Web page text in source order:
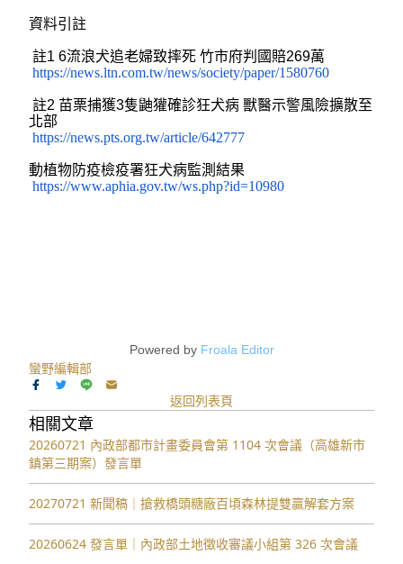
資料引註
註1 6流浪犬追老婦致摔死 竹市府判國賠269萬
https://news.ltn.com.tw/news/society/paper/1580760
註2 苗栗捕獲3隻鼬獾確診狂犬病 獸醫示警風險擴散至
北部
https://news.pts.org.tw/article/642777
動植物防疫檢疫署狂犬病監測結果
https://www.aphia.gov.tw/ws.php?id=10980
Powered by Froala Editor
蠻野編輯部
返回列表頁
相關文章
20260721 內政部都市計畫委員會第 1104 次會議（高雄新市
鎮第三期案）發言單
20270721 新聞稿｜搶救橋頭糖廠百頃森林提雙贏解套方案
20260624 發言單｜內政部土地徵收審議小組第 326 次會議